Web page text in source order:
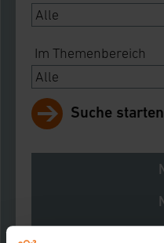
Im Themenbereich
Suche starten